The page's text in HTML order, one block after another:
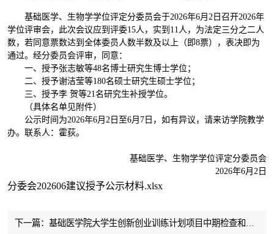
基础医学、生物学学位评定分委员会于2026年6月2日召开2026年
学位评审会，此次会议应到评委15人，实到11人，为法定三分之二人
数，若同意票数达到全体委员人数半数及以上（即8票），表决即为
通过。经分委员会评审，同意：
一、授予张志敏等48名博士研究生博士学位；
二、授予谢洁莹等180名硕士研究生硕士学位；
三、授予李 贺等21名研究生补授学位。
（具体名单见附件）
公示时间为2026年6月2日至6月7日，如有异议，请来访学院教学
办。联系人：霍荻。
基础医学、生物学学位评定分委员会
2026年6月2日
分委会202606建议授予公示材料.xlsx
下一篇：基础医学院大学生创新创业训练计划项目中期检查和结题验收工作公示